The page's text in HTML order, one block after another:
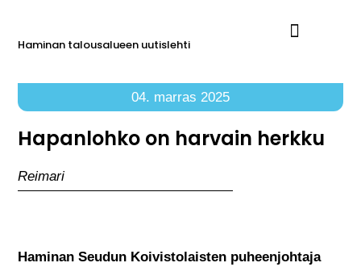
Haminan talousalueen uutislehti
04. marras 2025
Hapanlohko on harvain herkku
Reimari
Haminan Seudun Koivistolaisten puheenjohtaja